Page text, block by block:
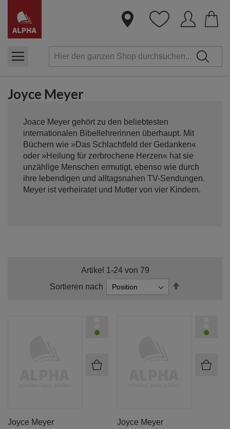
zum
Joyce Meyer
Joace Meyer gehört zu den beliebtesten
internationalen Bibellehrerinnen überhaupt. Mit
Büchern wie »Das Schlachtfeld der Gedanken«
oder »Heilung für zerbrochene Herzen« hat sie
unzählige Menschen ermutigt, ebenso wie durch
ihre lebendigen und alltagsnahen TV-Sendungen.
Meyer ist verheiratet und Mutter von vier Kindern.
Artikel 1 -24von 79
Sortieren nach
Joyce Meyer
Joyce Meyer